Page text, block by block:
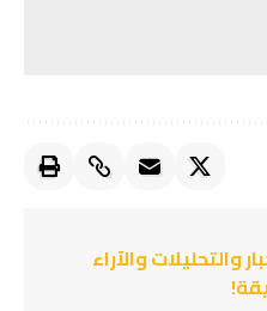
والتحليلات والآراء